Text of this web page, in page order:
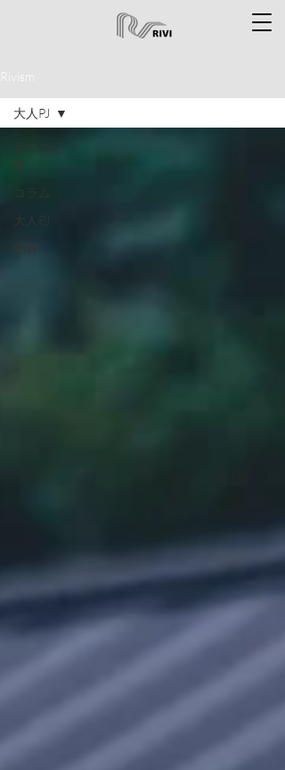
Rivism
全ての記
事
コラム
大人PJ
大人PJ